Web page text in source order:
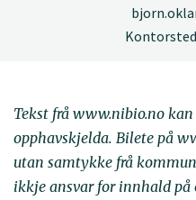
Tekst frå www.nibio.no
opphavskjelda. Bilete på
utan samtykke frå
ikkje ansvar for innhald på